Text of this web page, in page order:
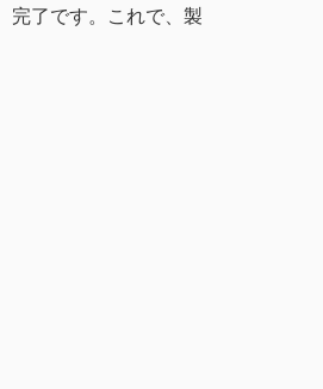
完了です。これで、製